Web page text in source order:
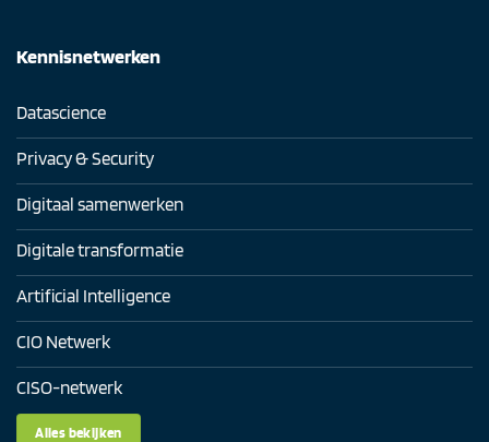
Kennisnetwerken
Datascience
Privacy & Security
Digitaal samenwerken
Digitale transformatie
Artificial Intelligence
CIO Netwerk
CISO-netwerk
Alles bekijken